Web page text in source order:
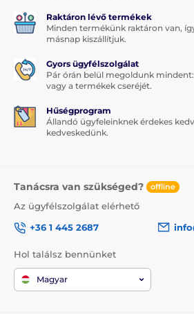
Raktáron lévő termékek
Minden termékünk raktáron van,
másnap kiszállítjuk.
Gyors ügyfélszolgálat
Pár órán belül megoldunk
vagy a termékek cseréjét.
Hűségprogram
Állandó ügyfeleinknek érdekes
kedveskedünk.
Tanácsra van szükséged? offline
Az ügyfélszolgálat elérhető
+36 1 445 2687
Hol találsz bennünket
Magyar